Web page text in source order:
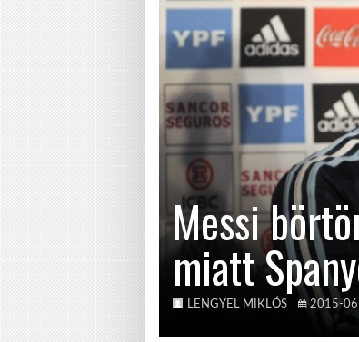
Messi
miatt
LENGYEL MIKLÓS 2015-